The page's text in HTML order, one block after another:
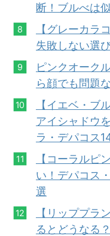
断！ブルべは
【グレーカラ
失敗しない選
ピンクオーク
ら顔でも問題
【イエベ・ブ
アイシャドウ
ラ・デパコス
【コーラルピ
い！デパコス
選
【リッププラ
るとどうなる